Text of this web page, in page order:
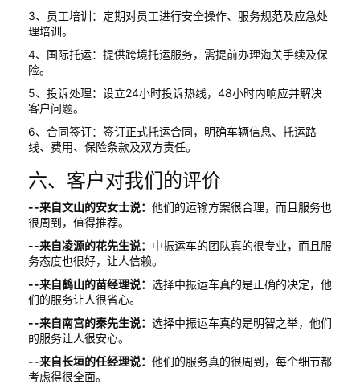
3、员工培训：定期对员工进行安全操作、服务规范及应急处
理培训。
4、国际托运：提供跨境托运服务，需提前办理海关手续及保
险。
5、投诉处理：设立24小时投诉热线，48小时内响应并解决
客户问题。
6、合同签订：签订正式托运合同，明确车辆信息、托运路
线、费用、保险条款及双方责任。
六、客户对我们的评价
--来自文山的安女士说： 他们的运输方案很合理，而且服务也
很周到，值得推荐。
--来自凌源的花先生说： 中振运车的团队真的很专业，而且服
务态度也很好，让人信赖。
--来自鹤山的苗经理说： 选择中振运车真的是正确的决定，他
们的服务让人很省心。
--来自南宫的秦先生说： 选择中振运车真的是明智之举，他们
的服务让人很安心。
--来自长垣的任经理说： 他们的服务真的很周到，每个细节都
考虑得很全面。